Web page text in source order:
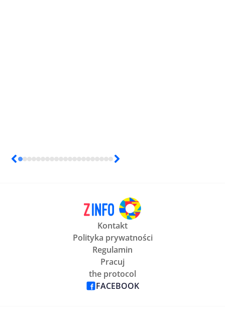
Kontakt
Polityka prywatności
Regulamin
Pracuj
the protocol
FACEBOOK